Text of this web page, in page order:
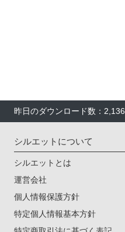
昨日のダウンロード数：2,136
シルエットについて
シルエットとは
運営会社
個人情報保護方針
特定個人情報基本方針